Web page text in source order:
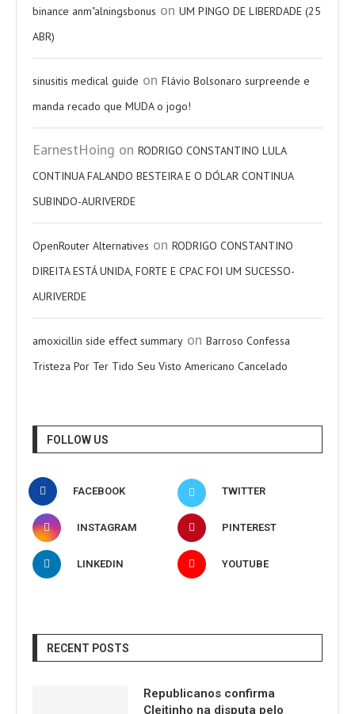
binance anm"alningsbonus on UM PINGO DE LIBERDADE (25
ABR)
sinusitis medical guide on Flávio Bolsonaro surpreende e
manda recado que MUDA o jogo!
EarnestHoing on RODRIGO CONSTANTINO LULA
CONTINUA FALANDO BESTEIRA E O DÓLAR CONTINUA
SUBINDO-AURIVERDE
OpenRouter Alternatives on RODRIGO CONSTANTINO
DIREITA ESTÁ UNIDA, FORTE E CPAC FOI UM SUCESSO-
AURIVERDE
amoxicillin side effect summary on Barroso Confessa
Tristeza Por Ter Tido Seu Visto Americano Cancelado
FOLLOW US
FACEBOOK TWITTER
INSTAGRAM PINTEREST
LINKEDIN YOUTUBE
RECENT POSTS
Republicanos confirma
Cleitinho na disputa pelo